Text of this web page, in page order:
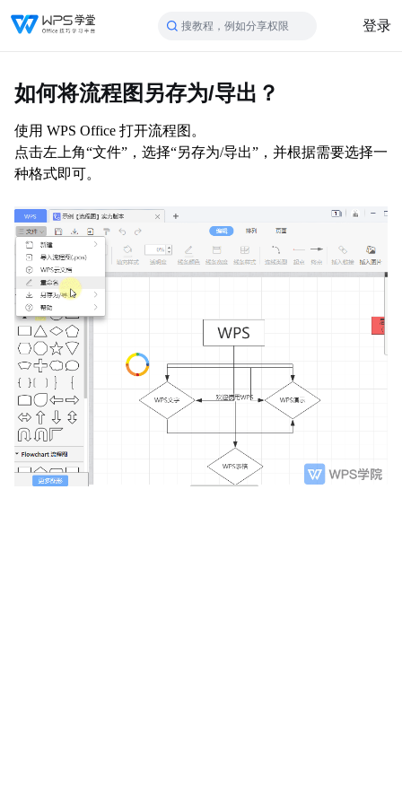
搜教程，例如分享权限 登录
如何将流程图另存为/导出？
使用 WPS Office 打开流程图。
点击左上角“文件”，选择“另存为/导出”，并根据需要选择一
种格式即可。